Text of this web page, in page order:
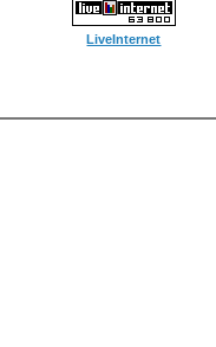
LiveInternet